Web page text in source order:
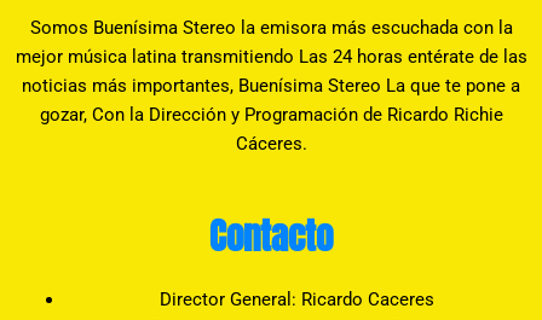
Somos Buenísima Stereo la emisora más escuchada con la
mejor música latina transmitiendo Las 24 horas entérate de las
noticias más importantes, Buenísima Stereo La que te pone a
gozar, Con la Dirección y Programación de Ricardo Richie
Cáceres.
Contacto
Director General: Ricardo Caceres